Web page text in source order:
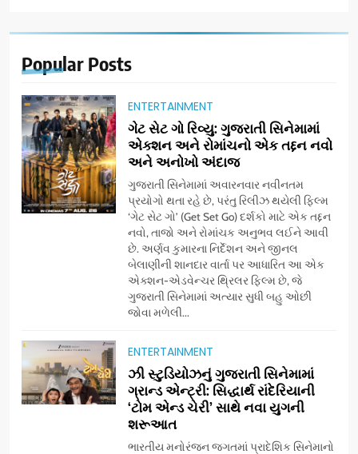
Popular Posts
ENTERTAINMENT
ગેટ સેટ ગો રિવ્યુ: ગુજરાતી સિનેમામાં
એક્શન અને રોમાંચનો એક તદ્દન નવો
અને અનોખો અંદાજ
ગુજરાતી સિનેમામાં અવારનવાર નવીનતમ
પ્રયોગો થતા રહે છે, પરંતુ રિલીઝ થયેલી ફિલ્મ
‘ગેટ સેટ ગો’ (Get Set Go) દર્શકો માટે એક તદ્દન
નવો, તાજો અને રોમાંચક અનુભવ લઈને આવી
છે. અર્ણવ કુમારના નિર્દેશન અને જીનલ
બેલાણીની શાનદાર વાર્તા પર આધારિત આ એક
એક્શન-એડવેન્ચર થ્રિલર ફિલ્મ છે, જે
ગુજરાતી સિનેમામાં અત્યાર સુધી બહુ ઓછી
જોવા મળેલી...
ENTERTAINMENT
ઝી સ્ટુડિયોઝનું ગુજરાતી સિનેમામાં
ગ્રાન્ડ એન્ટ્રી: સિદ્ધાર્થ રાંદેરિયાની
‘ટોમ એન્ડ ચેરી’ સાથે નવા યુગની
શરૂઆત
ભારતીય મનોરંજન જગતમાં પ્રાદેશિક સિનેમાનો
5
ડો. મિતાલી નાગ (આર્ક ઇવેન્ટ્સ)
દ્વારા કિશોર કુમારની જન્મજયંતિ
નિમિત્તે સંગીતમય શ્રદ્ધાંજલિ
AHMEDABAD